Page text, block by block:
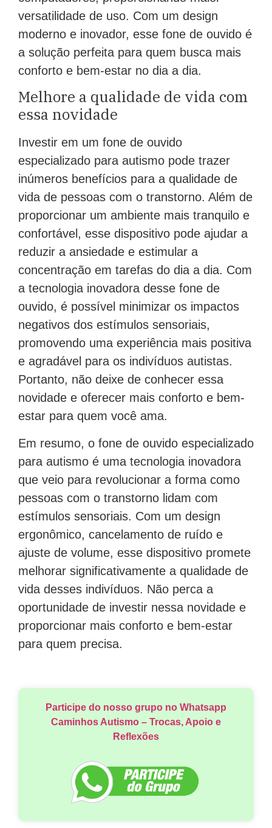
versatilidade de uso. Com um design
moderno e inovador, esse fone de ouvido é
a solução perfeita para quem busca mais
conforto e bem-estar no dia a dia.
Melhore a qualidade de vida com
essa novidade
Investir em um fone de ouvido
especializado para autismo pode trazer
inúmeros benefícios para a qualidade de
vida de pessoas com o transtorno. Além de
proporcionar um ambiente mais tranquilo e
confortável, esse dispositivo pode ajudar a
reduzir a ansiedade e estimular a
concentração em tarefas do dia a dia. Com
a tecnologia inovadora desse fone de
ouvido, é possível minimizar os impactos
negativos dos estímulos sensoriais,
promovendo uma experiência mais positiva
e agradável para os indivíduos autistas.
Portanto, não deixe de conhecer essa
novidade e oferecer mais conforto e bem-
estar para quem você ama.
Em resumo, o fone de ouvido especializado
para autismo é uma tecnologia inovadora
que veio para revolucionar a forma como
pessoas com o transtorno lidam com
estímulos sensoriais. Com um design
ergonômico, cancelamento de ruído e
ajuste de volume, esse dispositivo promete
melhorar significativamente a qualidade de
vida desses indivíduos. Não perca a
oportunidade de investir nessa novidade e
proporcionar mais conforto e bem-estar
para quem precisa.
Participe do nosso grupo no Whatsapp
Caminhos Autismo – Trocas, Apoio e
Reflexões